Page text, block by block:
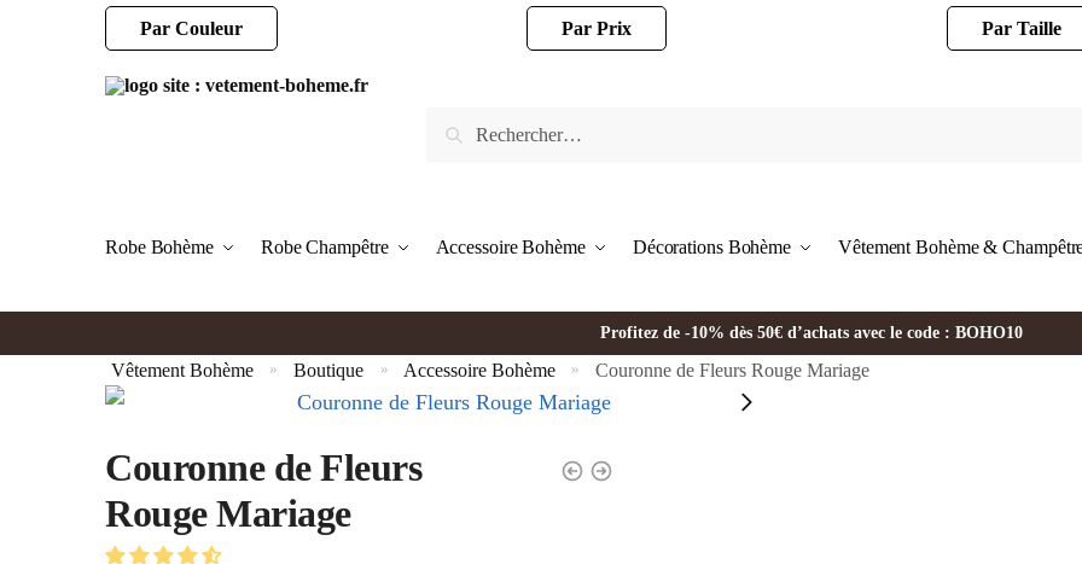
Par Couleur Par Prix Par Taille
Robe Bohème Robe Champêtre Accessoire Bohème Décorations Bohème Vêtement Bohème &
Profitez de -10% dès 50€ d’achats avec le code : BOHO10
Vêtement Bohème » Boutique » Accessoire Bohème » Couronne de Fleurs Rouge Mariage
Couronne de Fleurs
Rouge Mariage